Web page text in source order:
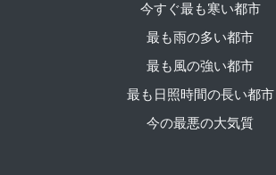
今すぐ最も寒い都市
最も雨の多い都市
最も風の強い都市
最も日照時間の長い都市
今の最悪の大気質